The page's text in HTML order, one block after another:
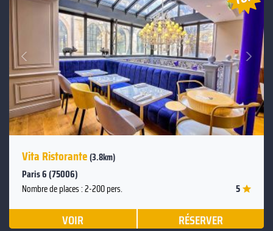
Précédent
Suivant
Vita Ristorante(3.8km)
Paris 6 (75006)
Nombre de places : 2-200 pers. 5
VOIR RÉSERVER